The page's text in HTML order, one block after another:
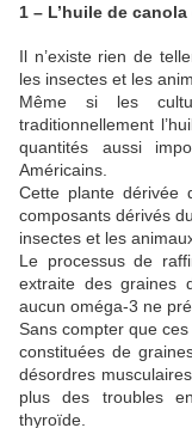
1 – L’huile de
Il n’existe rien de
les insectes et les
Même si les
traditionnellement
quantités aussi
Américains.
Cette plante dérivée
composants dérivés
insectes et les
Le processus de
extraite des graines
aucun oméga-3 ne
Sans compter que
constituées de
désordres
plus des troubles
thyroïde.